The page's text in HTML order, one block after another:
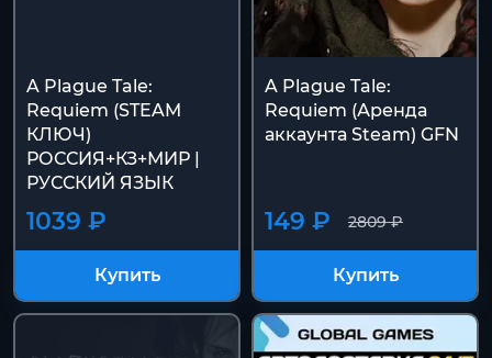
A Plague Tale:
Requiem (STEAM
КЛЮЧ)
РОССИЯ+КЗ+МИР |
РУССКИЙ ЯЗЫК
1039 ₽
Купить
A Plague Tale:
Requiem (Аренда
аккаунта Steam) GFN
2809 ₽
149 ₽
Купить